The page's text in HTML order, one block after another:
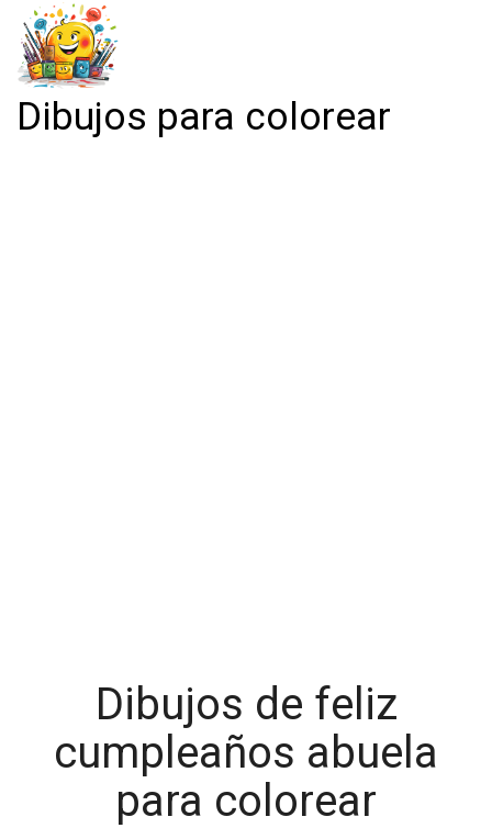
Dibujos para colorear
Dibujos de feliz
cumpleaños abuela
para colorear